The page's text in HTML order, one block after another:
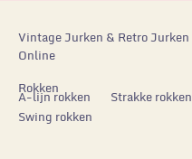
Vintage Jurken & Retro Jurken
Online
Rokken
A-lijn rokken
Strakke rokken
Swing rokken